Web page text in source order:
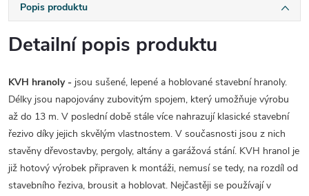
Popis produktu
Detailní popis produktu
KVH hranoly - jsou sušené, lepené a hoblované stavební hranoly.
Délky jsou napojovány zubovitým spojem, který umožňuje výrobu
až do 13 m. V poslední době stále více nahrazují klasické stavební
řezivo díky jejich skvělým vlastnostem. V současnosti jsou z nich
stavěny dřevostavby, pergoly, altány a garážová stání. KVH hranol je
již hotový výrobek připraven k montáži, nemusí se tedy, na rozdíl od
stavebního řeziva, brousit a hoblovat. Nejčastěji se používají v